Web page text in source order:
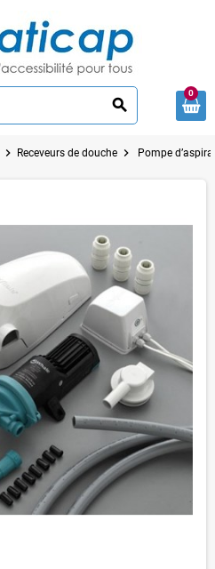
search
0
chevron_right Receveurs de douche chevron_right Pompe